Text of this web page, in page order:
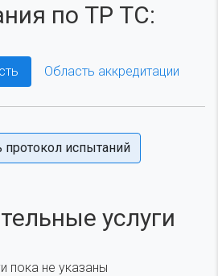
по ТР ТС:
Область аккредитации
протокол испытаний
услуги
пока не указаны